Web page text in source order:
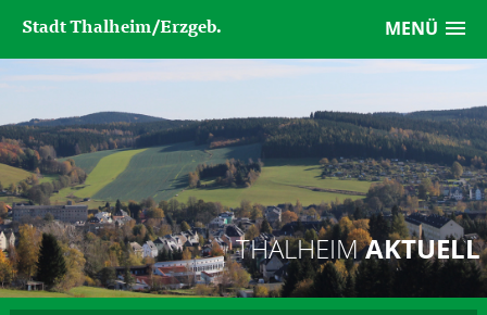
MENÜ
Stadt Thalheim/Erzgeb.
THALHEIMAKTUELL